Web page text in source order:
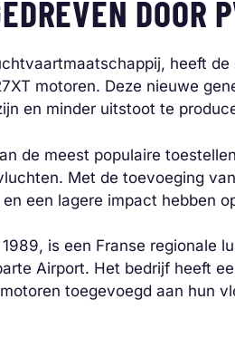
DOOR
heeft
motoren. Deze nieuwe
en minder uitstoot te
de meest populaire
Met de toevoeging
een lagere impact hebben
is een Franse regionale
Airport. Het bedrijf heeft
toegevoegd aan hun